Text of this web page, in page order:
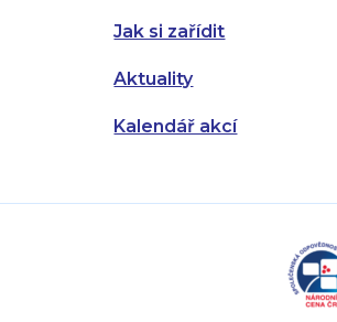
Jak si zařídit
Aktuality
Kalendář akcí